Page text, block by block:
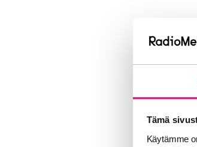
Tämä
Käytämme